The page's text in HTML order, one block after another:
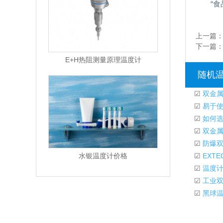
E+H热阻测量原理温度计
水银温度计价格
“
上一篇：
下一篇：
随机
☑ 双金
☑ 易于
☑ 如何
☑ 双金
☑ 防爆
☑
☑ 温度
☑ 工业
☑ 黑球